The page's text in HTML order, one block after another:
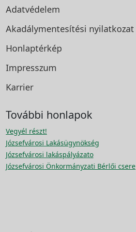
Adatvédelem
Akadálymentesítési nyilatkozat
Honlaptérkép
Impresszum
Karrier
További honlapok
Vegyél részt!
Józsefvárosi Lakásügynökség
Józsefvárosi lakáspályázato
Józsefvárosi Önkormányzati Bérlői csere